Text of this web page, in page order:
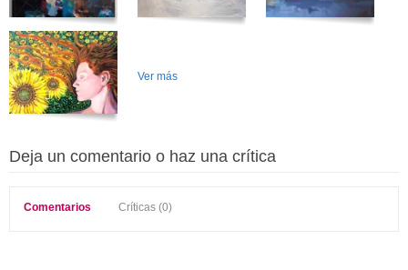
Ver más
Deja un comentario o haz una crítica
Comentarios Críticas (0)